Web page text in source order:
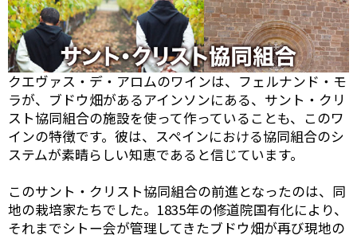
クエヴァス・デ・アロムのワインは、フェルナンド・モ
ラが、ブドウ畑があるアインソンにある、サント・クリ
スト協同組合の施設を使って作っていることも、このワ
インの特徴です。彼は、スペインにおける協同組合のシ
ステムが素晴らしい知恵であると信じています。
このサント・クリスト協同組合の前進となったのは、同
地の栽培家たちでした。1835年の修道院国有化により、
それまでシトー会が管理してきたブドウ畑が再び現地の